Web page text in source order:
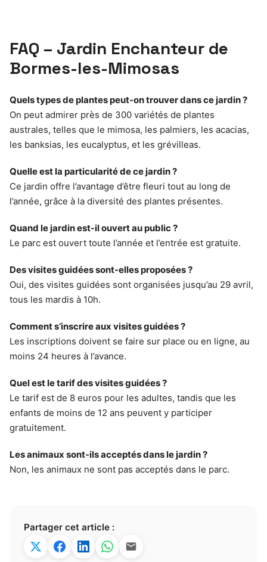
FAQ – Jardin Enchanteur de
Bormes-les-Mimosas
Quels types de plantes peut-on trouver dans ce jardin ?
On peut admirer près de 300 variétés de plantes
australes, telles que le mimosa, les palmiers, les acacias,
les banksias, les eucalyptus, et les grévilleas.
Quelle est la particularité de ce jardin ?
Ce jardin offre l’avantage d’être fleuri tout au long de
l’année, grâce à la diversité des plantes présentes.
Quand le jardin est-il ouvert au public ?
Le parc est ouvert toute l’année et l’entrée est gratuite.
Des visites guidées sont-elles proposées ?
Oui, des visites guidées sont organisées jusqu’au 29 avril,
tous les mardis à 10h.
Comment s’inscrire aux visites guidées ?
Les inscriptions doivent se faire sur place ou en ligne, au
moins 24 heures à l’avance.
Quel est le tarif des visites guidées ?
Le tarif est de 8 euros pour les adultes, tandis que les
enfants de moins de 12 ans peuvent y participer
gratuitement.
Les animaux sont-ils acceptés dans le jardin ?
Non, les animaux ne sont pas acceptés dans le parc.
Partager cet article :